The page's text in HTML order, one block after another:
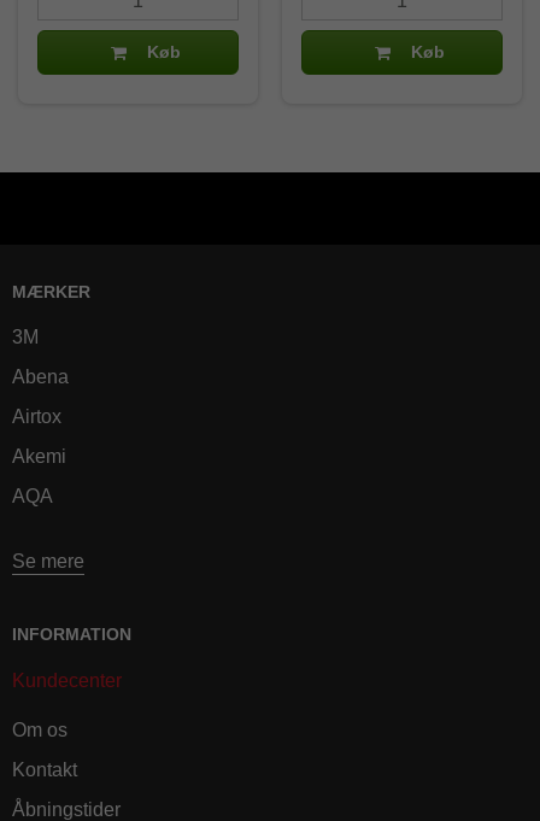
Køb Køb
MÆRKER
3M
Abena
Airtox
Akemi
AQA
Se mere
INFORMATION
Kundecenter
Om os
Kontakt
Åbningstider